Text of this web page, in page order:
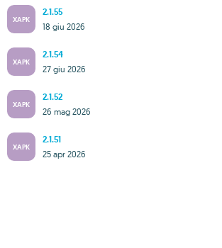
XAPK
2.1.55
18 giu 2026
XAPK
2.1.54
27 giu 2026
XAPK
2.1.52
26 mag 2026
XAPK
2.1.51
25 apr 2026